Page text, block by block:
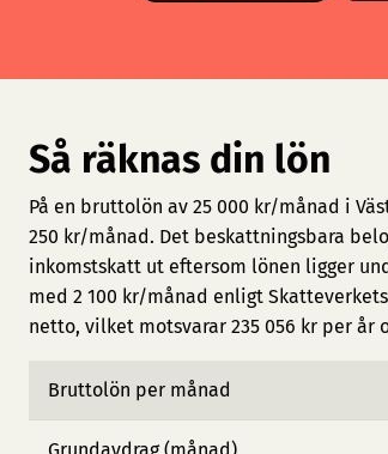
Så räknas din lön
På en bruttolön av 25 000 kr/månad i
250 kr/månad. Det beskattningsbara
inkomstskatt ut eftersom lönen ligger
med 2 100 kr/månad enligt
netto, vilket motsvarar 235 056 kr per år
Bruttolön per månad